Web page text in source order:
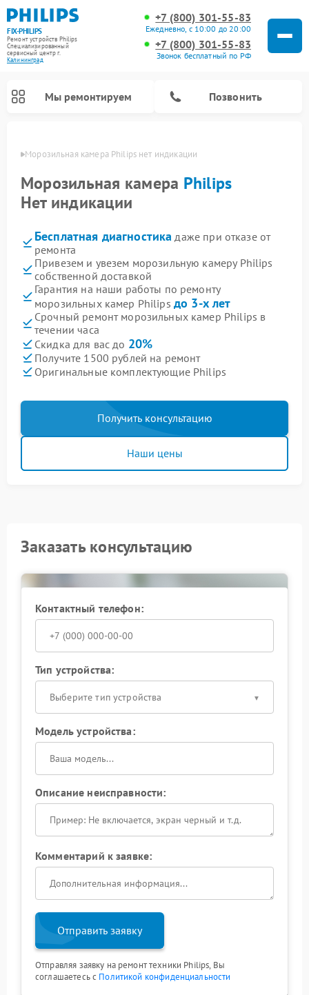
FIX-PHILIPS
Ремонт устройств Philips
Специализированный
cервисный центр г.
Калининград
+7 (800) 301-55-83
Ежедневно, с 10:00 до 20:00
+7 (800) 301-55-83
Звонок бесплатный по РФ
Мы ремонтируем Позвонить
Морозильная камера Philips нет индикации
Морозильная камера Philips
Нет индикации
Бесплатная диагностика даже при отказе от
ремонта
Привезем и увезем морозильную камеру Philips
собственной доставкой
Гарантия на наши работы по ремонту
морозильных камер Philips до 3-х лет
Срочный ремонт морозильных камер Philips в
течении часа
Скидка для вас до 20%
Получите 1500 рублей на ремонт
Оригинальные комплектующие Philips
Получить консультацию
Наши цены
Заказать консультацию
Контактный телефон:
Тип устройства:
Выберите тип устройства
Модель устройства:
Описание неисправности:
Комментарий к заявке:
Отправить заявку
Отправляя заявку на ремонт техники Philips, Вы
соглашаетесь с Политикой конфиденциальности